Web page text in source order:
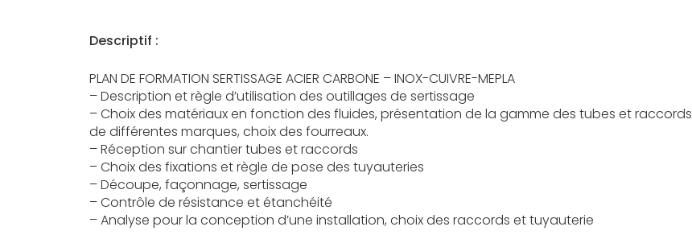
Descriptif :
PLAN DE FORMATION SERTISSAGE ACIER CARBONE – INOX-CUIVRE-MEPLA
– Description et règle d’utilisation des outillages de sertissage
– Choix des matériaux en fonction des fluides, présentation de la gamme des tubes et raccords
de différentes marques, choix des fourreaux.
– Réception sur chantier tubes et raccords
– Choix des fixations et règle de pose des tuyauteries
– Découpe, façonnage, sertissage
– Contrôle de résistance et étanchéité
– Analyse pour la conception d’une installation, choix des raccords et tuyauterie